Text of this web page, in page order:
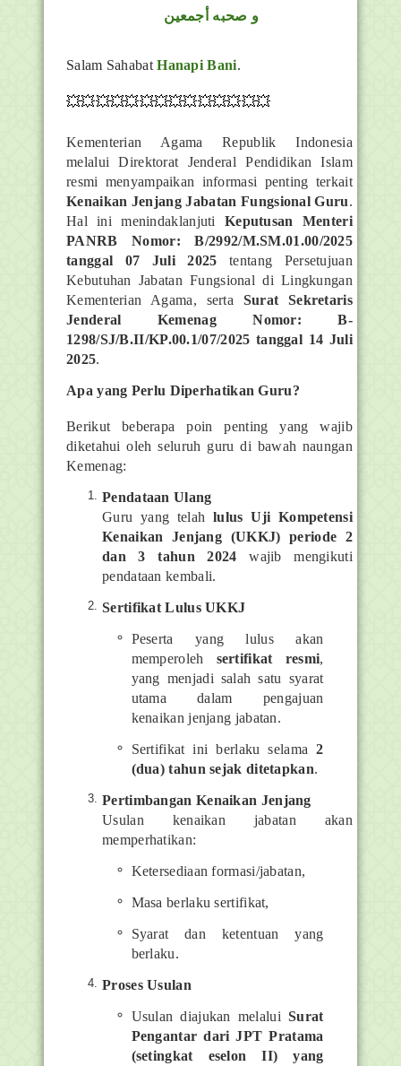
و صحبه أجمعين
Salam SahabatHanapi Bani.
💥💥💥💥💥💥💥💥💥💥💥💥💥💥
Kementerian Agama Republik Indonesia
melalui Direktorat Jenderal Pendidikan Islam
resmi menyampaikan informasi penting terkait
Kenaikan Jenjang Jabatan Fungsional Guru.
Hal ini menindaklanjuti Keputusan Menteri
PANRB Nomor: B/2992/M.SM.01.00/2025
tanggal 07 Juli 2025 tentang Persetujuan
Kebutuhan Jabatan Fungsional di Lingkungan
Kementerian Agama, serta Surat Sekretaris
Jenderal Kemenag Nomor: B-
1298/SJ/B.II/KP.00.1/07/2025 tanggal 14 Juli
2025.
Apa yang Perlu Diperhatikan Guru?
Berikut beberapa poin penting yang wajib
diketahui oleh seluruh guru di bawah naungan
Kemenag:
Pendataan Ulang
Guru yang telahlulus Uji Kompetensi
Kenaikan Jenjang (UKKJ) periode 2
dan 3 tahun 2024 wajib mengikuti
pendataan kembali.
Sertifikat Lulus UKKJ
Peserta yang lulus akan
memperoleh sertifikat resmi,
yang menjadi salah satu syarat
utama dalam pengajuan
kenaikan jenjang jabatan.
Sertifikat ini berlaku selama2
(dua) tahun sejak ditetapkan.
Pertimbangan Kenaikan Jenjang
Usulan kenaikan jabatan akan
memperhatikan:
Ketersediaan formasi/jabatan,
Masa berlaku sertifikat,
Syarat dan ketentuan yang
berlaku.
Proses Usulan
Usulan diajukan melalui Surat
Pengantar dari JPT Pratama
(setingkat eselon II) yang